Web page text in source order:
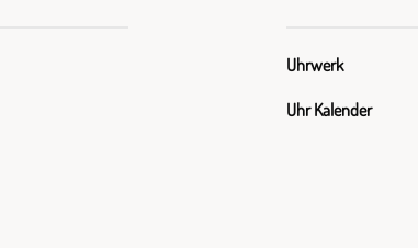
Uhrwerk
Uhr Kalender